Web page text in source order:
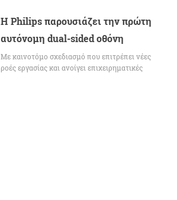
Η Philips παρουσιάζει την πρώτη
αυτόνομη dual-sided οθόνη
Με καινοτόμο σχεδιασμό που επιτρέπει νέες
ροές εργασίας και ανοίγει επιχειρηματικές